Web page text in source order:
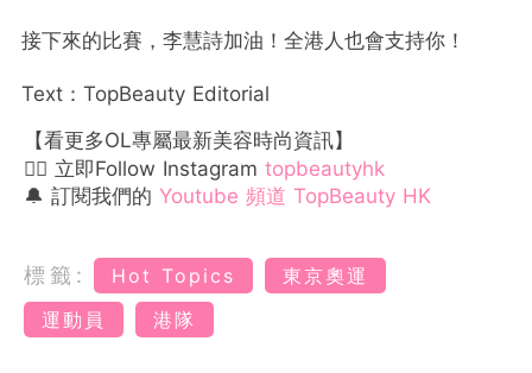
接下來的比賽，李慧詩加油！全港人也會支持你！
Text：TopBeauty Editorial
【看更多OL專屬最新美容時尚資訊】
👉🏻 立即Follow Instagram topbeautyhk
🔔 訂閱我們的 Youtube 頻道 TopBeauty HK
標籤: Hot Topics
東京奧運
運動員
港隊